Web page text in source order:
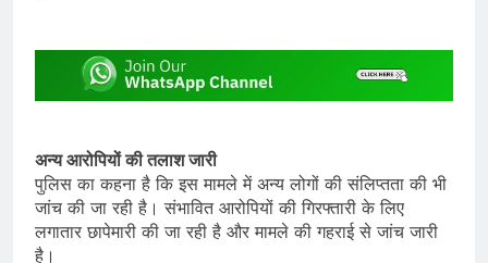
अन्य आरोपियों की तलाश जारी
पुलिस का कहना है कि इस मामले में अन्य लोगों की संलिप्तता की भी
जांच की जा रही है। संभावित आरोपियों की गिरफ्तारी के लिए
लगातार छापेमारी की जा रही है और मामले की गहराई से जांच जारी
है।